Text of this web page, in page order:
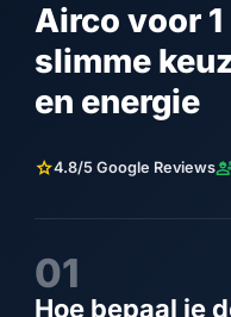
Airco voor
slimme
en energie
star4.8/5 Google Reviews
01
Hoe bepaal je